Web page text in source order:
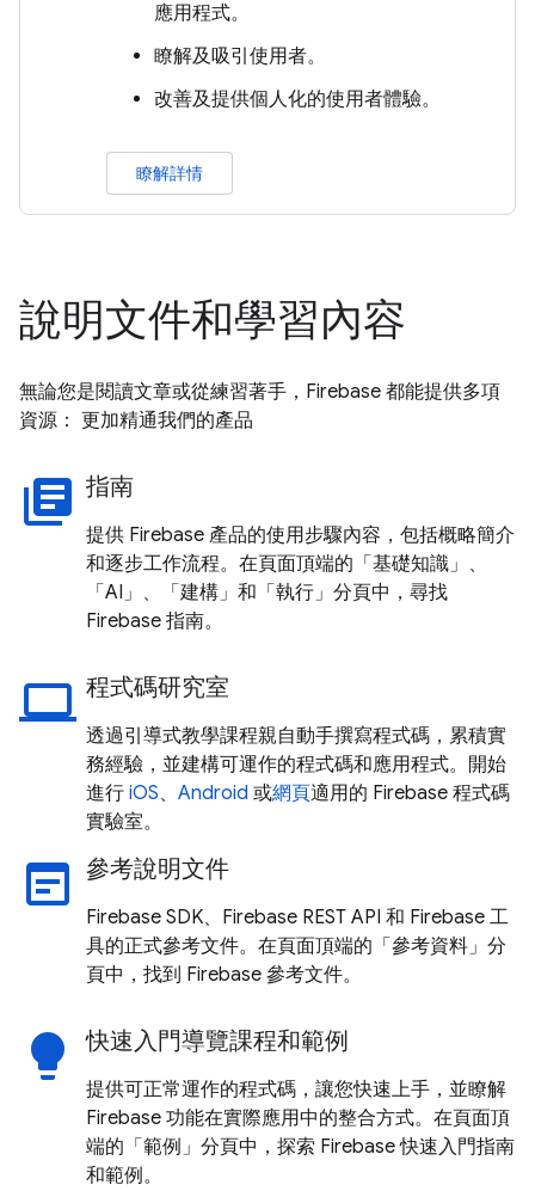
應用程式。
瞭解及吸引使用者。
改善及提供個人化的使用者體驗。
瞭解詳情
說明文件和學習內容
無論您是閱讀文章或從練習著手，Firebase 都能提供多項
資源： 更加精通我們的產品
library_books 指南
提供 Firebase 產品的使用步驟內容，包括概略簡介
和逐步工作流程。在頁面頂端的「基礎知識」 、
「AI」 、「建構」 和「執行」 分頁中，尋找
Firebase 指南。
laptop 程式碼研究室
透過引導式教學課程親自動手撰寫程式碼，累積實
務經驗，並建構可運作的程式碼和應用程式。開始
進行 iOS、 Android 或網頁適用的 Firebase 程式碼
實驗室。
wysiwyg 參考說明文件
Firebase SDK、Firebase REST API 和 Firebase 工
具的正式參考文件。在頁面頂端的「參考資料」 分
頁中，找到 Firebase 參考文件。
lightbulb 快速入門導覽課程和範例
提供可正常運作的程式碼，讓您快速上手，並瞭解
Firebase 功能在實際應用中的整合方式。在頁面頂
端的「範例」 分頁中，探索 Firebase 快速入門指南
和範例。